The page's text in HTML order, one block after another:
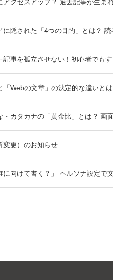
アクセスアップ？ 過去記事が生ま
に隠された「4つの目的」とは？
記事を孤立させない！初心者でも
「Webの文章」の決定的な違いと
・カタカナの「黄金比」とは？ 画
変更）のお知らせ
に向けて書く？」 ペルソナ設定で